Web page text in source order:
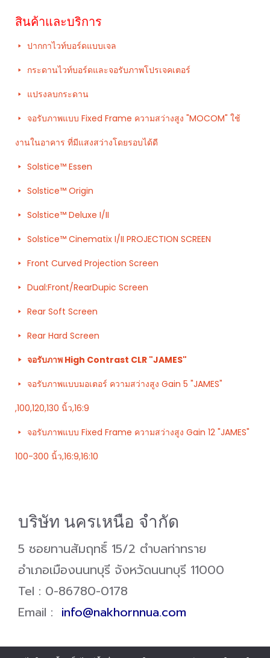
สินค้าและบริการ
ปากกาไวท์บอร์ดแบบเจล
กระดานไวท์บอร์ดและจอรับภาพโปรเจคเตอร์
แปรงลบกระดาน
จอรับภาพแบบ Fixed Frame ความสว่างสูง "MOCOM" ใช้
งานในอาคาร ที่มีแสงสว่างโดยรอบได้ดี
Solstice™ Essen
Solstice™ Origin
Solstice™ Deluxe I/II
Solstice™ Cinematix I/II PROJECTION SCREEN
Front Curved Projection Screen
Dual:Front/RearDupic Screen
Rear Soft Screen
Rear Hard Screen
จอรับภาพ High Contrast CLR "JAMES"
จอรับภาพแบบมอเตอร์ ความสว่างสูง Gain 5 "JAMES"
,100,120,130 นิ้ว,16:9
จอรับภาพแบบ Fixed Frame ความสว่างสูง Gain 12 "JAMES"
100-300 นิ้ว,16:9,16:10
บริษัท นครเหนือ จำกัด
5 ซอยทานสัมฤทธิ์ 15/2 ตำบลท่าทราย
อำเภอเมืองนนทบุรี จังหวัดนนทบุรี 11000
Tel : 0-86780-0178
Email : info@nakhornnua.com